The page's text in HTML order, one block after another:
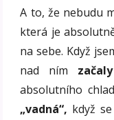
A to, že nebudu
která je
na sebe. Když
nad ním
absolutního
„vadná“, když